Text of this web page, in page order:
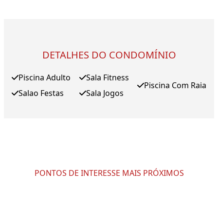
DETALHES DO CONDOMÍNIO
Piscina Adulto
Salao Festas
Sala Fitness
Sala Jogos
Piscina Com Raia
PONTOS DE INTERESSE MAIS PRÓXIMOS